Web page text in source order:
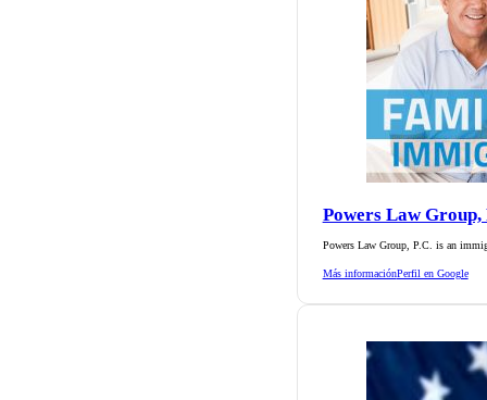
Powers Law Group,
Powers Law Group, P.C. is an
Más informaciónPerfil en Google